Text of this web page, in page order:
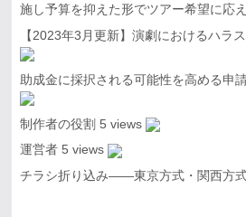
施し予算を抑えた形でツアー希望に応
【2023年3月更新】演劇におけるハラ
助成金に採択される可能性を高める申
制作者の役割 5 views
運営者 5 views
チラシ折り込み――東京方式・関西方